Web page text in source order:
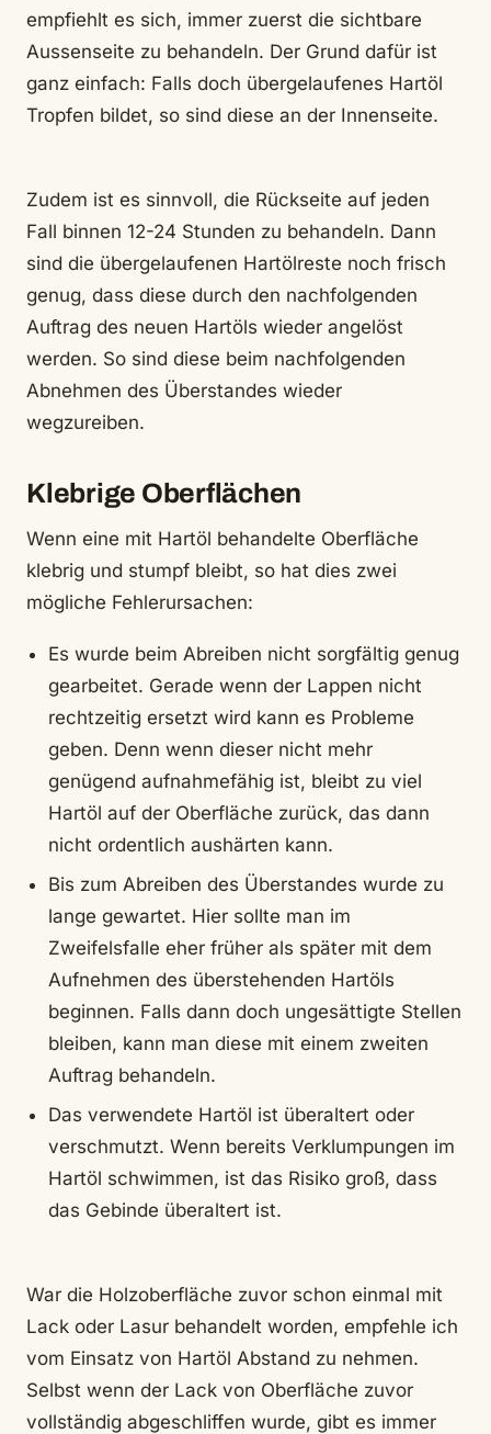
empfiehlt es sich, immer zuerst die sichtbare
Aussenseite zu behandeln. Der Grund dafür ist
ganz einfach: Falls doch übergelaufenes Hartöl
Tropfen bildet, so sind diese an der Innenseite.
Zudem ist es sinnvoll, die Rückseite auf jeden
Fall binnen 12-24 Stunden zu behandeln. Dann
sind die übergelaufenen Hartölreste noch frisch
genug, dass diese durch den nachfolgenden
Auftrag des neuen Hartöls wieder angelöst
werden. So sind diese beim nachfolgenden
Abnehmen des Überstandes wieder
wegzureiben.
Klebrige Oberflächen
Wenn eine mit Hartöl behandelte Oberfläche
klebrig und stumpf bleibt, so hat dies zwei
mögliche Fehlerursachen:
Es wurde beim Abreiben nicht sorgfältig genug
gearbeitet. Gerade wenn der Lappen nicht
rechtzeitig ersetzt wird kann es Probleme
geben. Denn wenn dieser nicht mehr
genügend aufnahmefähig ist, bleibt zu viel
Hartöl auf der Oberfläche zurück, das dann
nicht ordentlich aushärten kann.
Bis zum Abreiben des Überstandes wurde zu
lange gewartet. Hier sollte man im
Zweifelsfalle eher früher als später mit dem
Aufnehmen des überstehenden Hartöls
beginnen. Falls dann doch ungesättigte Stellen
bleiben, kann man diese mit einem zweiten
Auftrag behandeln.
Das verwendete Hartöl ist überaltert oder
verschmutzt. Wenn bereits Verklumpungen im
Hartöl schwimmen, ist das Risiko groß, dass
das Gebinde überaltert ist.
War die Holzoberfläche zuvor schon einmal mit
Lack oder Lasur behandelt worden, empfehle ich
vom Einsatz von Hartöl Abstand zu nehmen.
Selbst wenn der Lack von Oberfläche zuvor
vollständig abgeschliffen wurde, gibt es immer